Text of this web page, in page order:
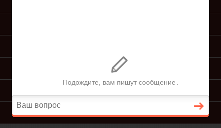
ПОДАЧА ИСКА
КОНСУЛЬТАЦИЯ ЮРИСТА